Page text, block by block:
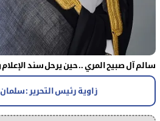
سالم آل صبيح المري .. حين يرحل سند
زاوية رئيس التحرير :